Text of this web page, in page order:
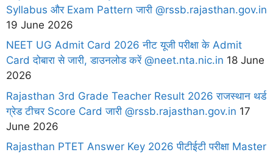
Syllabus और Exam Pattern जारी @rssb.rajasthan.gov.in
19 June 2026
NEET UG Admit Card 2026 नीट यूजी परीक्षा के Admit
Card दोबारा से जारी, डाउनलोड करें @neet.nta.nic.in 18 June
2026
Rajasthan 3rd Grade Teacher Result 2026 राजस्थान थर्ड
ग्रेड टीचर Score Card जारी @rssb.rajasthan.gov.in 17
June 2026
Rajasthan PTET Answer Key 2026 पीटीईटी परीक्षा Master